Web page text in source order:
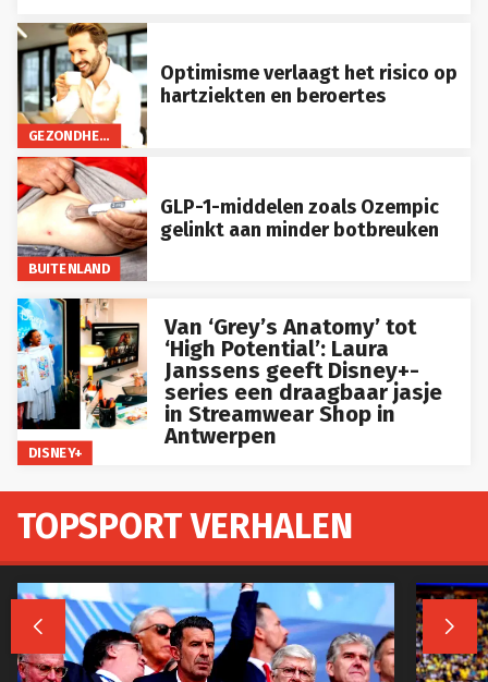
GEZONDHEID
Optimisme verlaagt het risico op
hartziekten en beroertes
BUITENLAND
GLP-1-middelen zoals Ozempic
gelinkt aan minder botbreuken
DISNEY+
Van ‘Grey’s Anatomy’ tot
‘High Potential’: Laura
Janssens geeft Disney+-
series een draagbaar jasje
in Streamwear Shop in
Antwerpen
TOPSPORT VERHALEN
 